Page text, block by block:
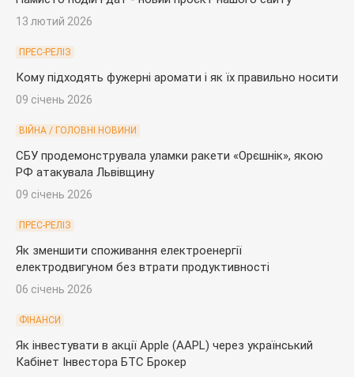
13 лютий 2026
ПРЕС-РЕЛІЗ
Кому підходять фужерні аромати і як їх правильно носити
09 січень 2026
ВІЙНА / ГОЛОВНІ НОВИНИ
СБУ продемонструвала уламки ракети «Орєшнік», якою
РФ атакувала Львівщину
09 січень 2026
ПРЕС-РЕЛІЗ
Як зменшити споживання електроенергії
електродвигуном без втрати продуктивності
06 січень 2026
ФІНАНСИ
Як інвестувати в акції Apple (AAPL) через український
Кабінет Інвестора БТС Брокер